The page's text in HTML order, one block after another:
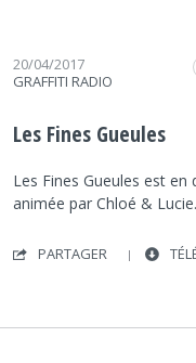
20/04/2017
GRAFFITI RADIO
Les Fines Gueules
Les Fines Gueules est
animée par Chloé &
PARTAGER